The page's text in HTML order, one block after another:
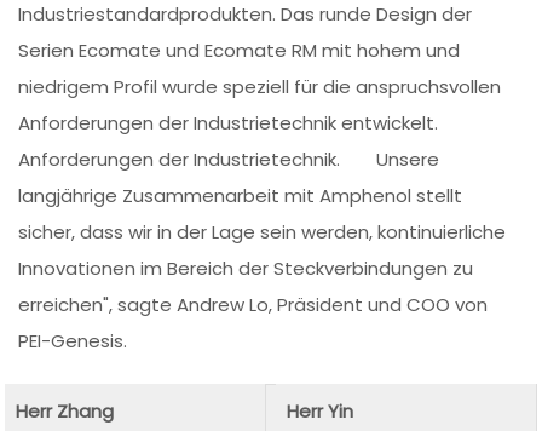
Industriestandardprodukten. Das runde Design der
Serien Ecomate und Ecomate RM mit hohem und
niedrigem Profil wurde speziell für die anspruchsvollen
Anforderungen der Industrietechnik entwickelt.
Anforderungen der Industrietechnik. Unsere
langjährige Zusammenarbeit mit Amphenol stellt
sicher, dass wir in der Lage sein werden, kontinuierliche
Innovationen im Bereich der Steckverbindungen zu
erreichen", sagte Andrew Lo, Präsident und COO von
PEI-Genesis.
Herr Zhang
Herr Yin